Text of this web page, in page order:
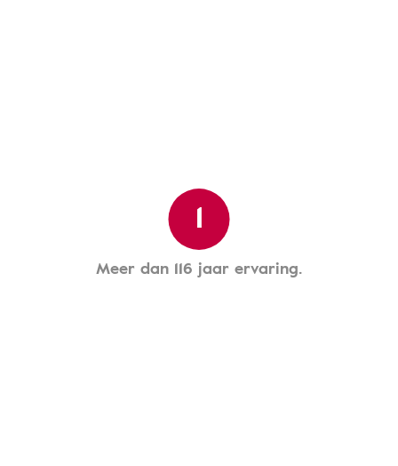
1
Meer dan 116 jaar ervaring.